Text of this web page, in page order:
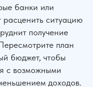
банки или
расценить ситуацию
получение
план
бюджет, чтобы
с возможными
доходов.